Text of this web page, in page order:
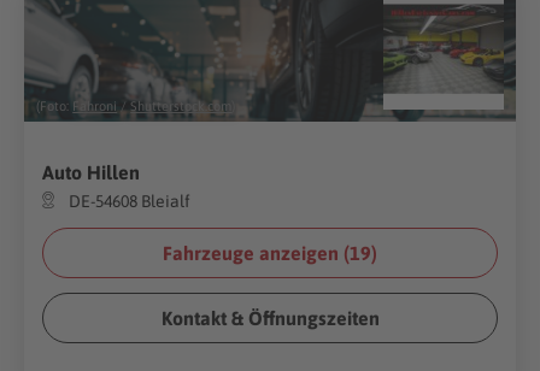
(Foto: Fahroni / Shutterstock.com
Auto Hillen
DE-54608 Bleialf
Fahrzeuge anzeigen (19)
Kontakt & Öffnungszeiten